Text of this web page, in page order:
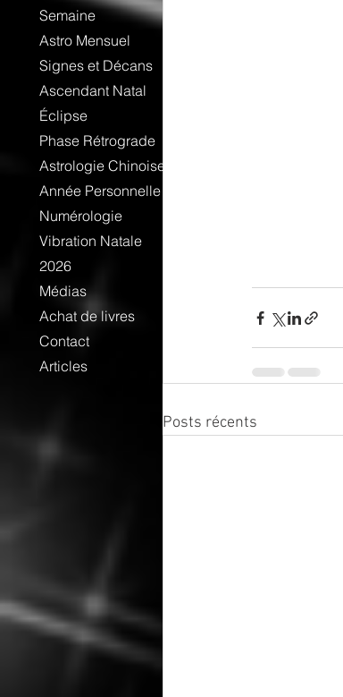
Semaine
Astro Mensuel
Signes et Décans
Ascendant Natal
Éclipse
Phase Rétrograde
Astrologie Chinoise
Année Personnelle
Numérologie
Vibration Natale
2026
Médias
Achat de livres
Contact
Articles
Posts récents